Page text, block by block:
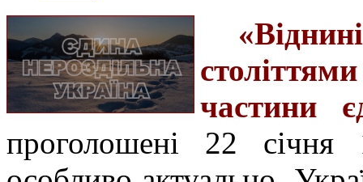
частини
проголошені 22 січня